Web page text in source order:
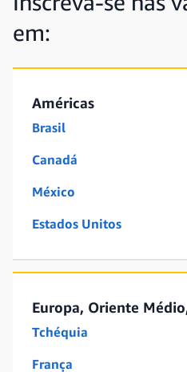
em:
Américas
Brasil
Canadá
México
Estados Unitos
Europa, Oriente
Tchéquia
França